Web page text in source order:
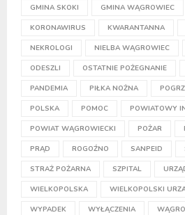
GMINA SKOKI GMINA WĄGROWIEC
KORONAWIRUS KWARANTANNA
NEKROLOGI NIELBA WĄGROWIEC
ODESZLI OSTATNIE POŻEGNANIE
PANDEMIA PIŁKA NOŻNA
POLSKA POMOC POWIATOWY
POWIAT WĄGROWIECKI POŻAR
PRĄD ROGOŹNO SANPEID
STRAŻ POŻARNA SZPITAL
WIELKOPOLSKA WIELKOPOLSKI
WYPADEK WYŁĄCZENIA